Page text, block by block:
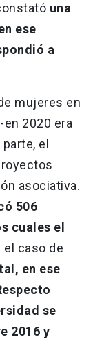
una
ese
a
mujeres en
en 2020 era
el
asociativa.
506
cuales el
el caso de
en ese
se
2016 y